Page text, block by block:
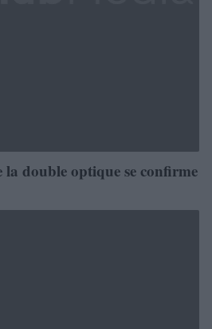
la double optique se confirme